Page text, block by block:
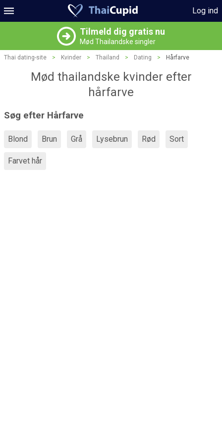
Log ind
Tilmeld dig gratis nu
Mød Thailandske singler
Thai dating-site > Kvinder > Thailand > Dating > Hårfarve
Mød thailandske kvinder efter
hårfarve
Søg efter Hårfarve
Blond Brun Grå Lysebrun Rød Sort
Farvet hår